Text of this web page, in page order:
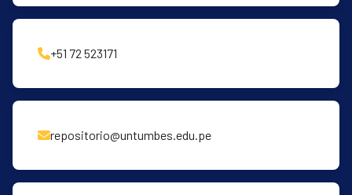
+51 72 523171
repositorio@untumbes.edu.pe